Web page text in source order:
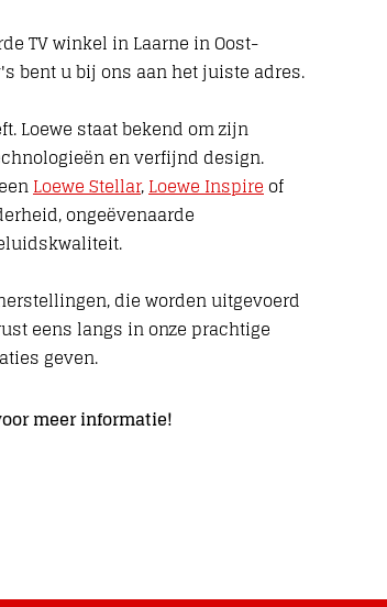
TV winkel in Laarne in Oost-
bent u bij ons aan het juiste adres.
Loewe staat bekend om zijn
en verfijnd design.
Loewe Stellar,Loewe Inspireof
ongeëvenaarde
die worden uitgevoerd
eens langs in onze prachtige
geven.
meer informatie!